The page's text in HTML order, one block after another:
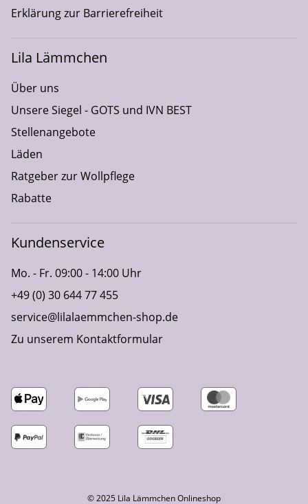
Erklärung zur Barrierefreiheit
Lila Lämmchen
Über uns
Unsere Siegel - GOTS und IVN BEST
Stellenangebote
Läden
Ratgeber zur Wollpflege
Rabatte
Kundenservice
Mo. - Fr. 09:00 - 14:00 Uhr
+49 (0) 30 644 77 455
service@lilalaemmchen-shop.de
Zu unserem Kontaktformular
© 2025 Lila Lämmchen Onlineshop